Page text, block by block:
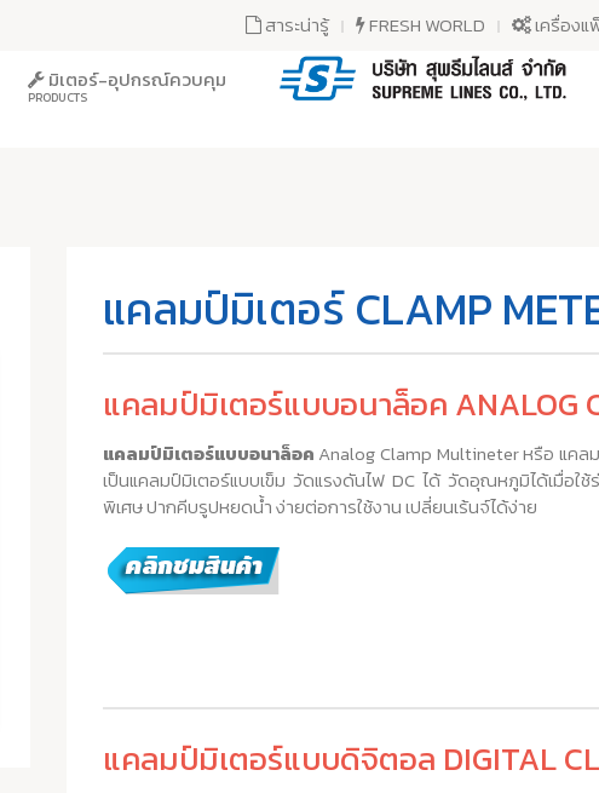
สาระน่ารู้ FRESH WORLD เครื่องแ
มิเตอร์-อุปกรณ์ควบคุม
PRODUCTS
แคลมป์มิเตอร์ CLAMP
แคลมป์มิเตอร์แบบอนาล็อค ANALOG
แคลมป์มิเตอร์แบบอนาล็อค Analog Clamp Multineter หรือ แคล
เป็นแคลมป์มิเตอร์แบบเข็ม วัดแรงดันไฟ DC ได้ วัดอุณหภูมิได้เมื่อใ
พิเศษ ปากคีบรูปหยดน้ำ ง่ายต่อการใช้งาน เปลี่ยนเร้นจ์ได้ง่าย
แคลมป์มิเตอร์แบบดิจิตอล DIGITAL